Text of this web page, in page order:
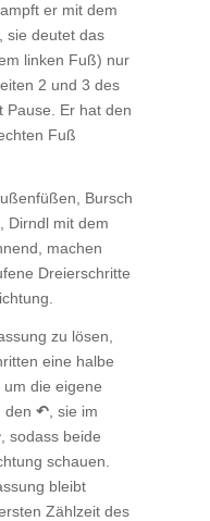
er mit dem
sie deutet das
linken Fuß) nur
2 und 3 des
Pause. Er hat den
Fuß
Bursch
Dirndl mit dem
machen
Dreierschritte
zu lösen,
eine halbe
die eigene
den ↶, sie im
, sodass beide
schauen.
bleibt
Zählzeit des